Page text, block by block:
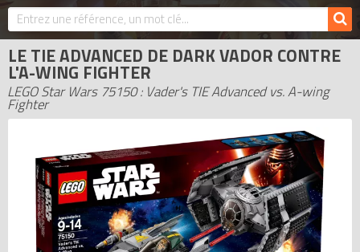
LEGO 2026
BONS PLANS
ACTUALITÉS
ASSOCIATIONS DE FANS
LEGO LES PLUS CHERS
DERNIERS LEGO AJOUTÉS
LE TIE ADVANCED DE DARK VADOR CONTRE
L'A-WING FIGHTER
LEGO Star Wars 75150 : Vader's TIE Advanced vs. A-wing
Fighter